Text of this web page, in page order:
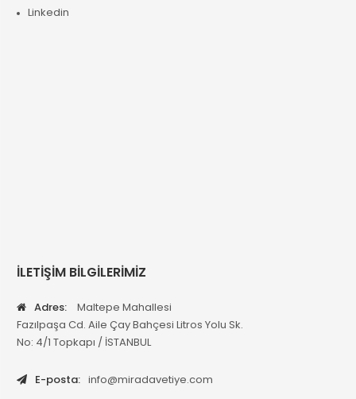
Linkedin
İLETİŞİM BİLGİLERİMİZ
Adres:
Maltepe Mahallesi
Fazılpaşa Cd. Aile Çay Bahçesi Litros Yolu Sk.
No: 4/1 Topkapı / İSTANBUL
E-posta: info@miradavetiye.com